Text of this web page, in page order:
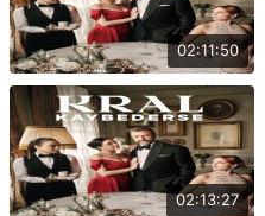
02:11:50
02:13:27